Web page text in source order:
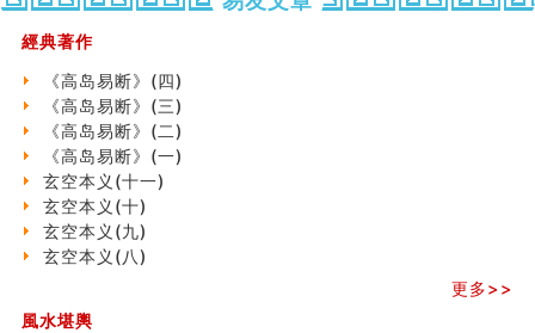
姓名字义玄机藏凶吉
玄空本义(十)
四墓库真诠
套房風水怎麼看？ 租屋風水禁忌有哪些？搬家禁忌要注
意！
精选1500个五行属金的字
玄空本义(九)
八字十神与坐基关系详解
精选1000个五行属土的字
人的面相看财运
六爻算卦：测腹中胎儿是男是女
經典著作
《高岛易断》(四)
《高岛易断》(三)
《高岛易断》(二)
《高岛易断》(一)
玄空本义(十一)
玄空本义(十)
玄空本义(九)
玄空本义(八)
更多>>
風水堪輿